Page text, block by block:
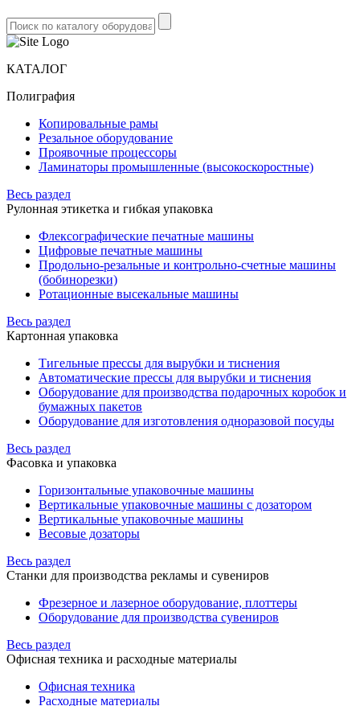
КАТАЛОГ
Полиграфия
Копировальные рамы
Резальное оборудование
Проявочные процессоры
Ламинаторы промышленные (высокоскоростные)
Весь раздел
Рулонная этикетка и гибкая упаковка
Флексографические печатные машины
Цифровые печатные машины
Продольно-резальные и контрольно-счетные машины
(бобинорезки)
Ротационные высекальные машины
Весь раздел
Картонная упаковка
Тигельные прессы для вырубки и тиснения
Автоматические прессы для вырубки и тиснения
Оборудование для производства подарочных коробок и
бумажных пакетов
Оборудование для изготовления одноразовой посуды
Весь раздел
Фасовка и упаковка
Горизонтальные упаковочные машины
Вертикальные упаковочные машины с дозатором
Вертикальные упаковочные машины
Весовые дозаторы
Весь раздел
Станки для производства рекламы и сувениров
Фрезерное и лазерное оборудование, плоттеры
Оборудование для производства сувениров
Весь раздел
Офисная техника и расходные материалы
Офисная техника
Расходные материалы